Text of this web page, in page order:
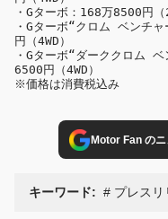
・Gターボ：168万8500円（
・Gターボ“クロム ベンチ
円（4WD）
・Gターボ“ダーククロム
6500円（4WD）
※価格は消費税込み
Motor Fan の
キーワード: プレスリ